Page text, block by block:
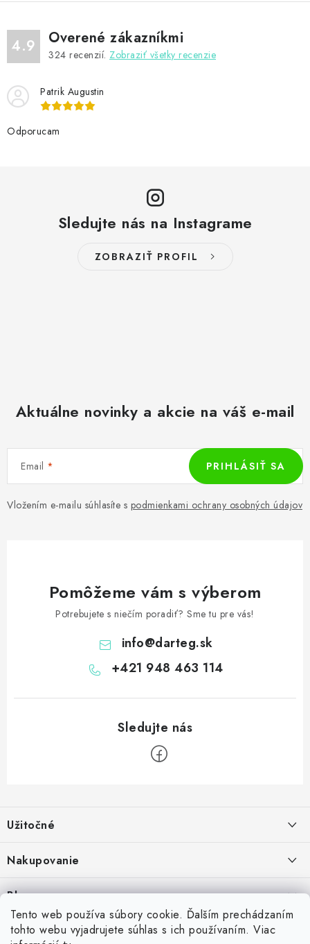
Tento web používa súbory cookie. Ďalším prechádzaním
tohto webu vyjadrujete súhlas s ich používaním. Viac
4.9 Overené zákazníkmi
324 recenzií. Zobraziť všetky recenzie
Patrik Augustin
Odporucam
Sledujte nás na Instagrame
ZOBRAZIŤ PROFIL
Aktuálne novinky a akcie na váš e-mail
Email
Vložením e-mailu súhlasíte s podmienkami ochrany osobných údajov
PRIHLÁSIŤ SA
Pomôžeme vám s výberom
Potrebujete s niečím poradiť? Sme tu pre vás!
info@darteg.sk
+421 948 463 114
p
ä
i
Užitočné
O nás
Spolupráca s klubmi
Nakupovanie
Ako nakupovať
Možnosti dopravy
Možnosti platby
Blog
Skrutkovacie hroty na šípky: Swiss Point, Switch Point, Quick Point a
EZ-Point – kompatibilita a rozdiely
Príďte si vyskúšať šípky